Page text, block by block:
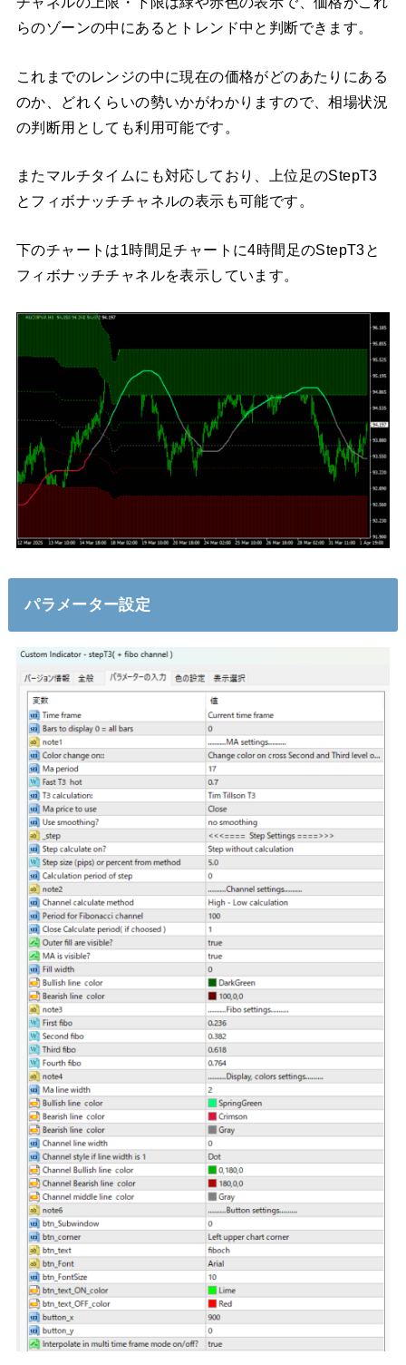
らのゾーンの中にあるとトレンド中と判断できます。
これまでのレンジの中に現在の価格がどのあたりにある
のか、どれくらいの勢いかがわかりますので、相場状況
の判断用としても利用可能です。
またマルチタイムにも対応しており、上位足のStepT3
とフィボナッチチャネルの表示も可能です。
下のチャートは1時間足チャートに4時間足のStepT3と
フィボナッチチャネルを表示しています。
パラメーター設定